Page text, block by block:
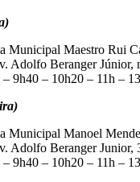
Municipal Maestro Rui
Adolfo Beranger Júnior,
9h40 – 10h20 – 11h –
Municipal Manoel
Adolfo Beranger Junior,
9h40 – 10h20 – 11h –